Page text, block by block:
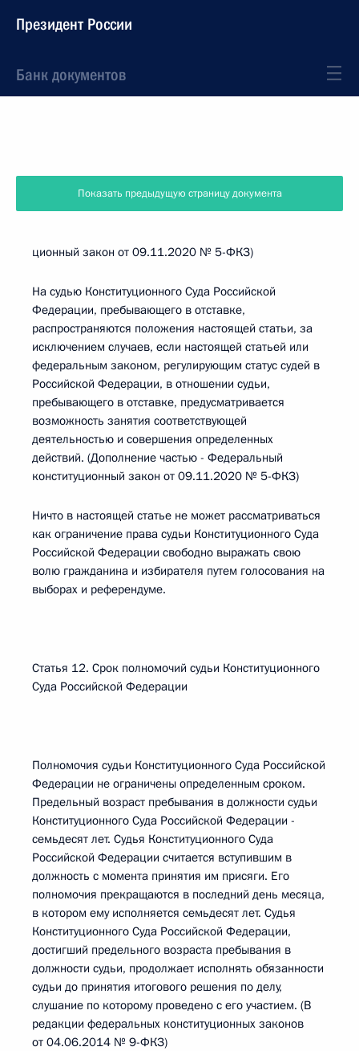
Президент России
Банк документов
Показать предыдущую страницу документа
ционный закон от 09.11.2020 № 5-ФКЗ)
На судью Конституционного Суда Российской
Федерации, пребывающего в отставке,
распространяются положения настоящей статьи, за
исключением случаев, если настоящей статьей или
федеральным законом, регулирующим статус судей в
Российской Федерации, в отношении судьи,
пребывающего в отставке, предусматривается
возможность занятия соответствующей
деятельностью и совершения определенных
действий. (Дополнение частью - Федеральный
конституционный закон от 09.11.2020 № 5-ФКЗ)
Ничто в настоящей статье не может рассматриваться
как ограничение права судьи Конституционного Суда
Российской Федерации свободно выражать свою
волю гражданина и избирателя путем голосования на
выборах и референдуме.
Статья 12. Срок полномочий судьи Конституционного
Суда Российской Федерации
Полномочия судьи Конституционного Суда Российской
Федерации не ограничены определенным сроком.
Предельный возраст пребывания в должности судьи
Конституционного Суда Российской Федерации -
семьдесят лет. Судья Конституционного Суда
Российской Федерации считается вступившим в
должность с момента принятия им присяги. Его
полномочия прекращаются в последний день месяца,
в котором ему исполняется семьдесят лет. Судья
Конституционного Суда Российской Федерации,
достигший предельного возраста пребывания в
должности судьи, продолжает исполнять обязанности
судьи до принятия итогового решения по делу,
слушание по которому проведено с его участием. (В
редакции федеральных конституционных законов
от 04.06.2014 № 9-ФКЗ)